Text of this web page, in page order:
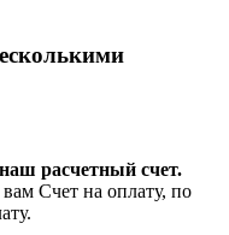
расчетный счет.
Счет на оплату, по